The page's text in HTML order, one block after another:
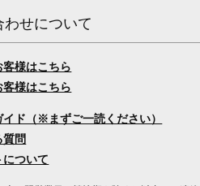
わせについて
客様はこちら
客様はこちら
イド（※まずご一読ください）
質問
について